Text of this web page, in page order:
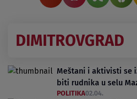
DIMITROVGRAD
Meštani i aktivisti se
biti rudnika u selu
POLITIKA02.04.